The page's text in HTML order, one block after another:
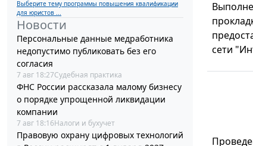
Выберите тему программы повышения квалификации
для юристов ...
Новости
Персональные данные медработника
недопустимо публиковать без его
согласия
7 авг 18:27Судебная практика
ФНС России рассказала малому бизнесу
о порядке упрощенной ликвидации
компании
7 авг 18:16Налоги и бухучет
Правовую охрану цифровых технологий
сети